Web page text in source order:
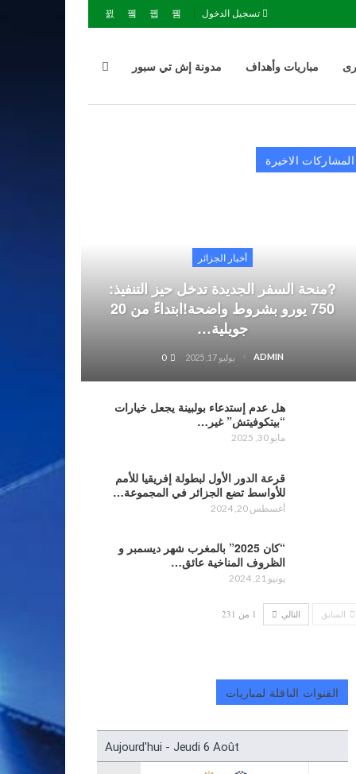
تسجيل الدخول
مباريات وأهداف مدونة إش تي سبور
المشاركات الاخيرة
أخبار الجزائر
?منحة السفر الجديدة تدخل حيز التنفيذ:
750 يورو بشروط واضحة!ابتداءً من 20
جويلية…
ADMIN يوليو 17, 2025 0
هل عدم إستدعاء بولبينة يجعل خيارات
“بيتكوفيتش” غير…
مايو 30, 2025
قرعة الدور الأول لبطولة إفريقيا للأمم
للأواسط تضع الجزائر في المجموعة…
أغسطس 20, 2024
“كان 2025” بالمغرب شهر ديسمبر و
الظروف المناخية عائق…
يونيو 21, 2024
السابق التالي 1 من 231
القنوات الناقلة لمباريات